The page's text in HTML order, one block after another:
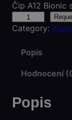
Čip A12 Bionic
P
g
Category:
Popis
Hodnocení
Popis